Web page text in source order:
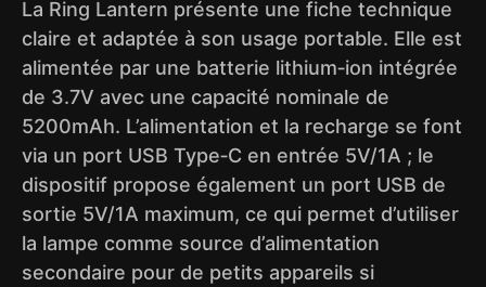
La Ring Lantern présente une fiche technique
claire et adaptée à son usage portable. Elle est
alimentée par une batterie lithium‑ion intégrée
de 3.7V avec une capacité nominale de
5200mAh. L’alimentation et la recharge se font
via un port USB Type‑C en entrée 5V/1A ; le
dispositif propose également un port USB de
sortie 5V/1A maximum, ce qui permet d’utiliser
la lampe comme source d’alimentation
secondaire pour de petits appareils si